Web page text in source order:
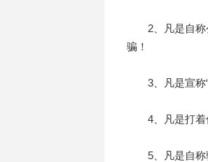
2、凡是自称公
骗！
3、凡是宣称“
4、凡是打着
5、凡是自称驻